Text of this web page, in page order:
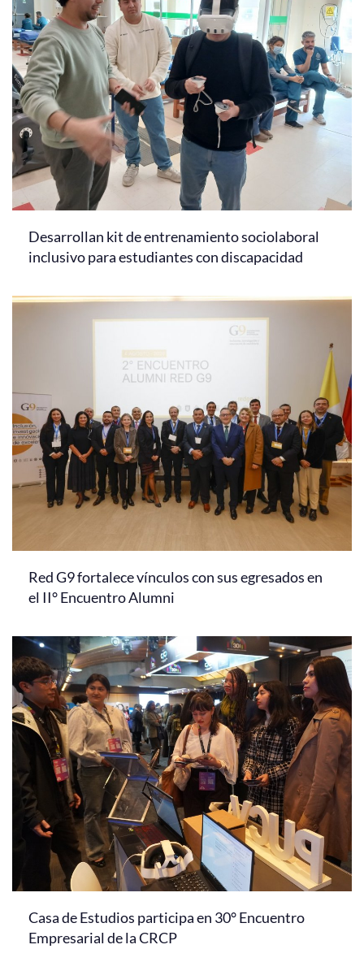
Desarrollan kit de entrenamiento sociolaboral
inclusivo para estudiantes con discapacidad
Red G9 fortalece vínculos con sus egresados en
el II° Encuentro Alumni
Casa de Estudios participa en 30° Encuentro
Empresarial de la CRCP